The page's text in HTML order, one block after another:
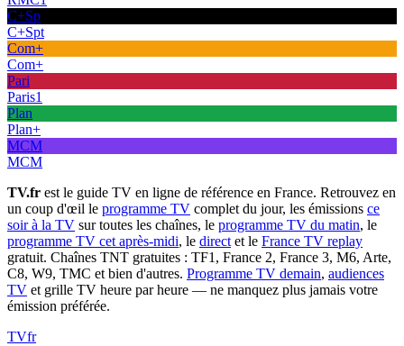
C+Sp
C+Spt
Com+
Com+
Pari
Paris1
Plan
Plan+
MCM
MCM
TV.fr est le guide TV en ligne de référence en France. Retrouvez en
un coup d'œil le programme TV complet du jour, les émissions ce
soir à la TV sur toutes les chaînes, le programme TV du matin, le
programme TV cet après-midi, le direct et le France TV replay
gratuit. Chaînes TNT gratuites : TF1, France 2, France 3, M6, Arte,
C8, W9, TMC et bien d'autres. Programme TV demain, audiences
TV et grille TV heure par heure — ne manquez plus jamais votre
émission préférée.
TVfr